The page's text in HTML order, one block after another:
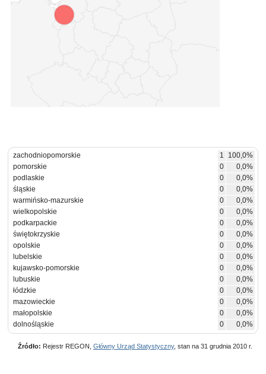
zachodniopomorskie 1
100,0%
pomorskie
0
0,0%
podlaskie
0
0,0%
śląskie
0
0,0%
warmińsko-mazurskie
0
0,0%
wielkopolskie
0
0,0%
podkarpackie
0
0,0%
świętokrzyskie
0
0,0%
opolskie
0
0,0%
lubelskie
0
0,0%
kujawsko-pomorskie
0
0,0%
lubuskie
0
0,0%
łódzkie
0
0,0%
mazowieckie
0
0,0%
małopolskie
0
0,0%
dolnośląskie
0 0,0%
Źródło: Rejestr REGON, Główny Urząd Statystyczny, stan na 31 grudnia 2010 r.